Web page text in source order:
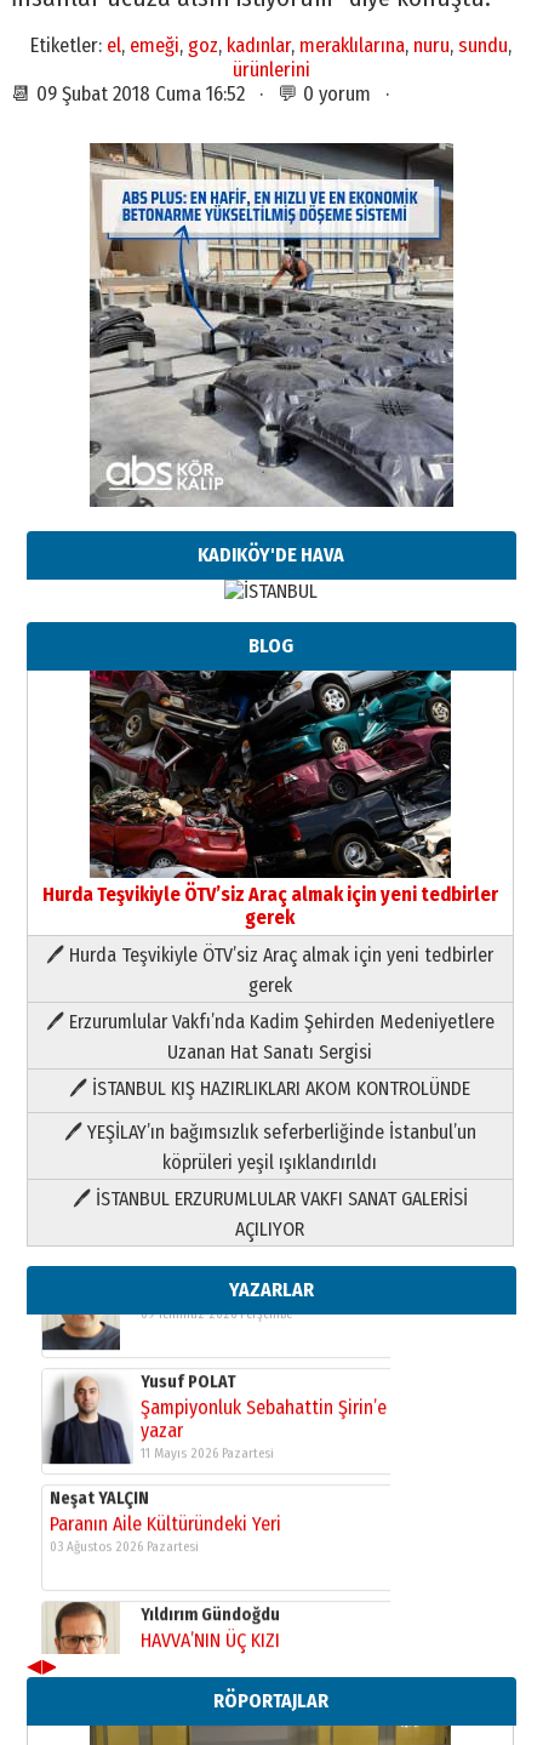
Etiketler: el, emeği, goz, kadınlar, meraklılarına, nuru,sundu,
ürünlerini
📆 09 Şubat 2018 Cuma 16:52 · 💬 0 yorum ·
KADIKÖY'DE HAVA
BLOG
Hurda Teşvikiyle ÖTV’siz Araç almak için yeni tedbirler
gerek
🖊 Hurda Teşvikiyle ÖTV’siz Araç almak için yeni tedbirler
gerek
🖊 Erzurumlular Vakfı’nda Kadim Şehirden Medeniyetlere
Uzanan Hat Sanatı Sergisi
🖊 İSTANBUL KIŞ HAZIRLIKLARI AKOM KONTROLÜNDE
🖊 YEŞİLAY’ın bağımsızlık seferberliğinde İstanbul’un
köprüleri yeşil ışıklandırıldı
🖊 İSTANBUL ERZURUMLULAR VAKFI SANAT GALERİSİ
AÇILIYOR
YAZARLAR
Paranın Aile Kültüründeki Yeri
03 Ağustos 2026 Pazartesi
Yıldırım Gündoğdu
HAVVA’NIN ÜÇ KIZI
09 Temmuz 2026 Perşembe
Yusuf POLAT
Şampiyonluk Sebahattin Şirin’e
yazar
11 Mayıs 2026 Pazartesi
Neşat YALÇIN
Paranın Aile Kültüründeki Yeri
03 Ağustos 2026 Pazartesi
Yıldırım Gündoğdu
HAVVA’NIN ÜÇ KIZI
09 Temmuz 2026 Perşembe
Şampiyonluk Sebahattin Şirin’e
yazar
11 Mayıs 2026 Pazartesi
Neşat YALÇIN
Paranın Aile Kültüründeki Yeri
03 Ağustos 2026 Pazartesi
◀▶
RÖPORTAJLAR